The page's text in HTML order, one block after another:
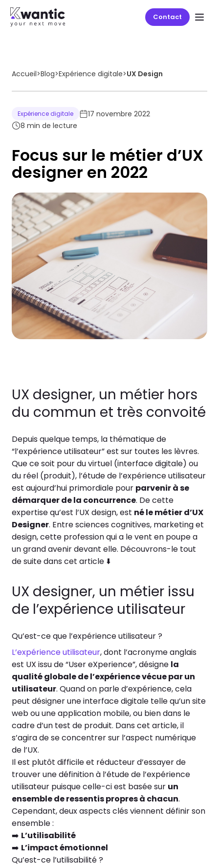
Contact
Accueil>Blog>Expérience digitale>UX Design
Expérience digitale
17 novembre 2022
8 min de lecture
Focus sur le métier d’UX
designer en 2022
UX designer, un métier hors
du commun et très convoité
Depuis quelque temps, la thématique de
“l’expérience utilisateur” est sur toutes les lèvres.
Que ce soit pour du virtuel (interface digitale) ou
du réel (produit), l’étude de l’expérience utilisateur
est aujourd’hui primordiale pour parvenir à se
démarquer de la concurrence. De cette
expertise qu’est l’UX design, est né le métier d’UX
Designer. Entre sciences cognitives, marketing et
design, cette profession qui a le vent en poupe a
un grand avenir devant elle. Découvrons-le tout
de suite dans cet article ⬇️
UX designer, un métier issu
de l’expérience utilisateur
Qu’est-ce que l’expérience utilisateur ?
L’expérience utilisateur, dont l’acronyme anglais
est UX issu de “User eXperience”, désigne la
qualité globale de l’expérience vécue par un
utilisateur. Quand on parle d’expérience, cela
peut désigner une interface digitale telle qu’un site
web ou une application mobile, ou bien dans le
cadre d’un test de produit. Dans cet article, il
s’agira de se concentrer sur l’aspect numérique
de l’UX.
Il est plutôt difficile et réducteur d’essayer de
trouver une définition à l’étude de l’expérience
utilisateur puisque celle-ci est basée sur un
ensemble de ressentis propres à chacun.
Cependant, deux aspects clés viennent définir son
ensemble :
➡️ L’utilisabilité
➡️ L’impact émotionnel
Qu’est-ce l’utilisabilité ?